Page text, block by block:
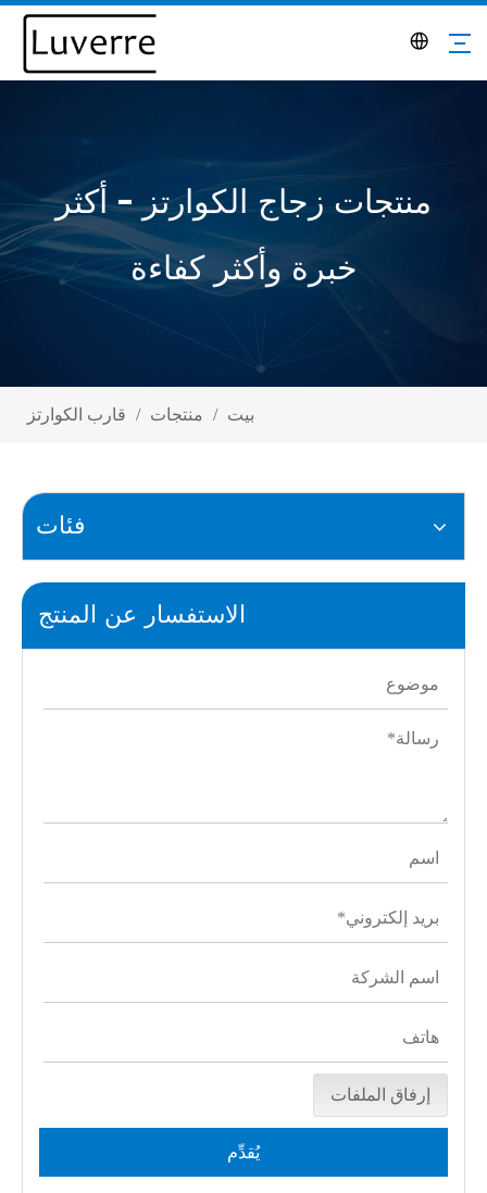
منتجات زجاج الكوارتز - أكثر
خبرة وأكثر كفاءة
بيت / منتجات / قارب الكوارتز
فئات
الاستفسار عن المنتج
إرفاق الملفات
يُقدِّم